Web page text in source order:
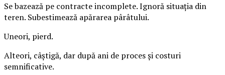
Se bazează pe contracte incomplete. Ignoră situația din
teren. Subestimează apărarea pârâtului.
Uneori, pierd.
Alteori, câștigă, dar după ani de proces și costuri
semnificative.